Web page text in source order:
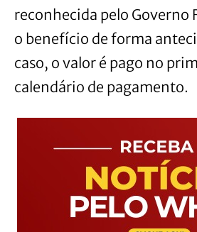
reconhecida pelo Governo
o benefício de forma
caso, o valor é pago no
calendário de pagamento.